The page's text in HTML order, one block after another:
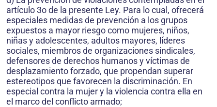
artículo 3o de la presente Ley. Para lo cual, ofrecerá
especiales medidas de prevención a los grupos
expuestos a mayor riesgo como mujeres, niños,
niñas y adolescentes, adultos mayores, líderes
sociales, miembros de organizaciones sindicales,
defensores de derechos humanos y víctimas de
desplazamiento forzado, que propendan superar
estereotipos que favorecen la discriminación. En
especial contra la mujer y la violencia contra ella en
el marco del conflicto armado;